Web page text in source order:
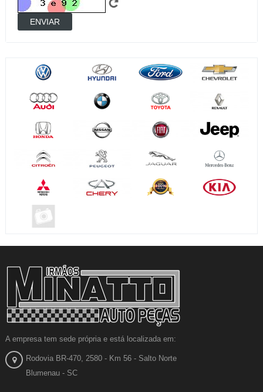
ENVIAR
A empresa tem sede própria e está localizada em:
Rodovia BR-470, 2580 - Km 56 - Salto Norte
Blumenau - SC